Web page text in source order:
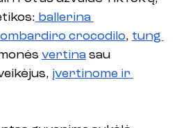
ballerina
crocodilo, tung
vertina sau
įvertinome ir